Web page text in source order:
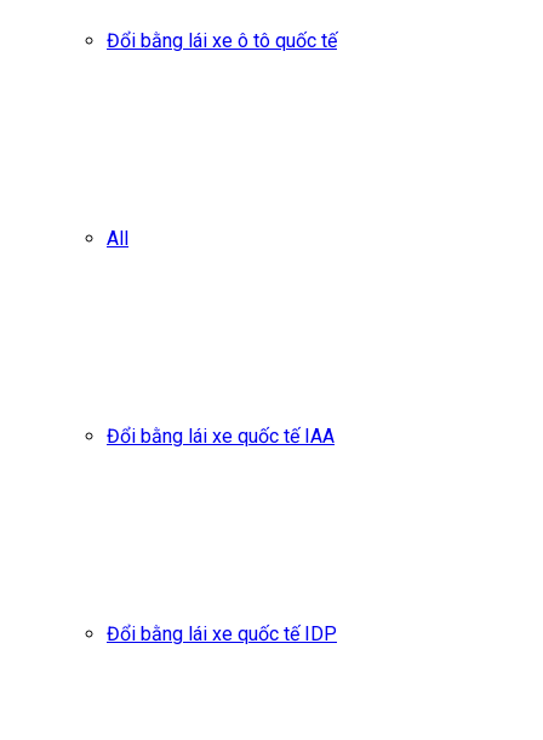
Đổi bằng lái xe ô tô quốc tế
All
Đổi bằng lái xe quốc tế IAA
Đổi bằng lái xe quốc tế IDP